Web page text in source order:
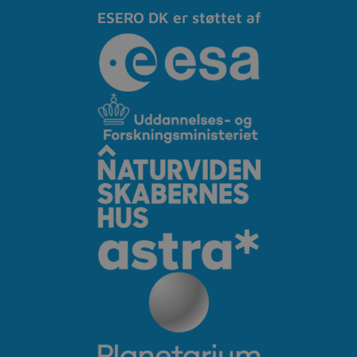
ESERO DK er støttet af